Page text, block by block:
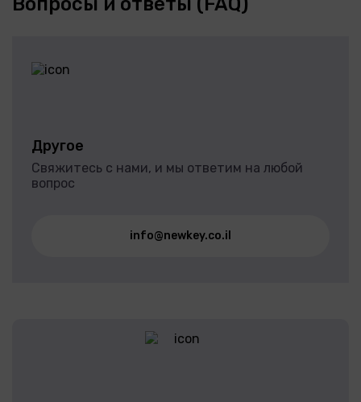
Другое
Свяжитесь с нами, и мы ответим на любой
вопрос
info@newkey.co.il